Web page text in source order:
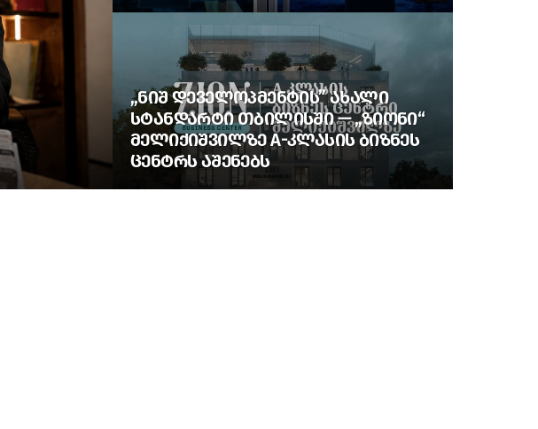
„ᲜᲘᲨ ᲓᲔᲕᲔᲚᲝᲞᲛᲔᲜᲢᲘᲡ” ᲐᲮᲐᲚᲘ
ᲡᲢᲐᲜᲓᲐᲠᲢᲘ ᲗᲑᲘᲚᲘᲡᲨᲘ — „ᲖᲘᲝᲜᲘ“
ᲛᲔᲚᲘᲥᲘᲨᲕᲘᲚᲖᲔ A-ᲙᲚᲐᲡᲘᲡ ᲑᲘᲖᲜᲔᲡ
ᲪᲔᲜᲢᲠᲡ ᲐᲨᲔᲜᲔᲑᲡ